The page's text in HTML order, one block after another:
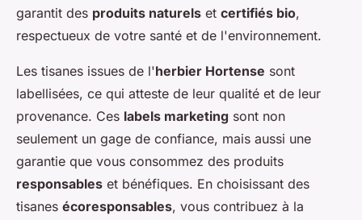
garantit des produits naturels et certifiés bio,
respectueux de votre santé et de l'environnement.
Les tisanes issues de l'herbier Hortense sont
labellisées, ce qui atteste de leur qualité et de leur
provenance. Ces labels marketing sont non
seulement un gage de confiance, mais aussi une
garantie que vous consommez des produits
responsables et bénéfiques. En choisissant des
tisanes écoresponsables, vous contribuez à la